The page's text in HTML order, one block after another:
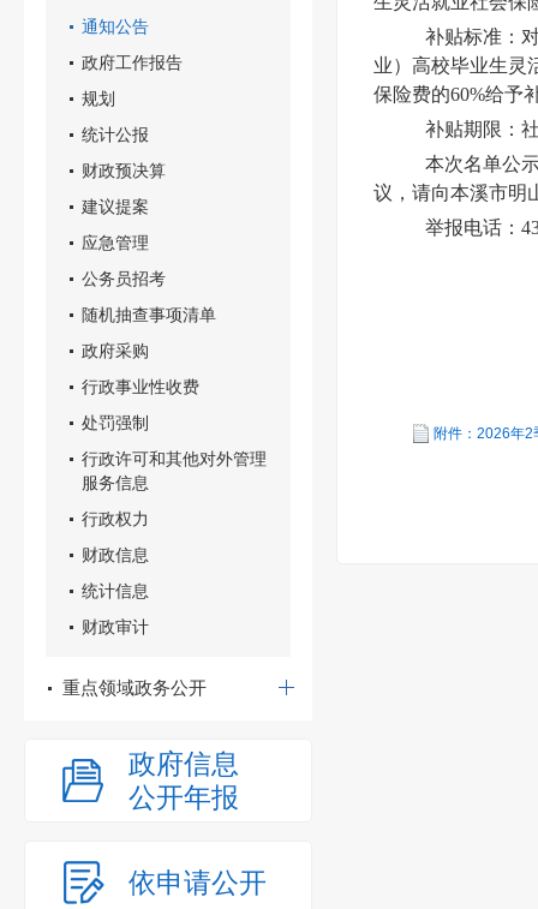
通知公告
政府工作报告
规划
统计公报
财政预决算
建议提案
应急管理
公务员招考
随机抽查事项清单
政府采购
行政事业性收费
处罚强制
行政许可和其他对外管理
服务信息
行政权力
财政信息
统计信息
财政审计
重点领域政务公开
政府信息
公开年报
依申请公开
补贴标准：
业）高校毕业生灵
保险费的60%给予
补贴期限：
本次名单公
议，请向本溪市明
举报电话：
附件：2026年2